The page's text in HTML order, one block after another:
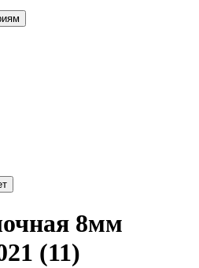
цвет
8мм
(11)